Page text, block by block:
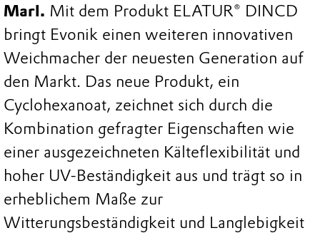
Marl. Mit dem Produkt ELATUR® DINCD
bringt Evonik einen weiteren innovativen
Weichmacher der neuesten Generation auf
den Markt. Das neue Produkt, ein
Cyclohexanoat, zeichnet sich durch die
Kombination gefragter Eigenschaften wie
einer ausgezeichneten Kälteflexibilität und
hoher UV-Beständigkeit aus und trägt so in
erheblichem Maße zur
Witterungsbeständigkeit und Langlebigkeit